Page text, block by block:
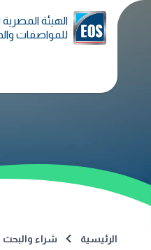
الهيئة المصرية
للمواصفات
الرئيسية شراء